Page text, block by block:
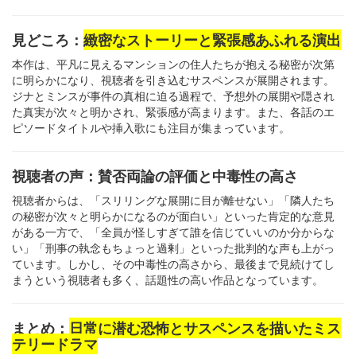
見どころ： 緻密なストーリーと緊張感あふれる演出
本作は、平凡に見えるマンションの住人たちが抱える秘密が次第
に明らかになり、視聴者を引き込むサスペンスが展開されます。
ジナとミンスが事件の真相に迫る過程で、予想外の展開や隠され
た真実が次々と明かされ、緊張感が高まります。また、各話のエ
ピソードタイトルや挿入歌にも注目が集まっています。
視聴者の声：賛否両論の評価と中毒性の高さ
視聴者からは、「スリリングな展開に目が離せない」「隣人たち
の秘密が次々と明らかになるのが面白い」といった肯定的な意見
がある一方で、「全員が怪しすぎて誰を信じていいのか分からな
い」「刑事の執念もちょっと過剰」といった批判的な声も上がっ
ています。しかし、その中毒性の高さから、最後まで見続けてし
まうという視聴者も多く、話題性の高い作品となっています。
まとめ： 日常に潜む恐怖とサスペンスを描いたミス
テリードラマ